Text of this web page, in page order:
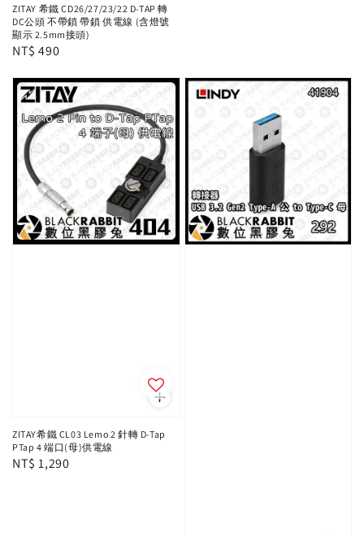
ZITAY 希鐵 CD26/27/23/22 D-TAP 轉
DC公頭 不帶鎖 帶鎖 供電線 (含燈號
顯示 2.5mm接頭)
Regular
NT$ 490
ZITAY希鐵 CL03 Lemo 2 針轉 D-Tap
PTap 4 端口(母)供電線
Regular
NT$ 1,290